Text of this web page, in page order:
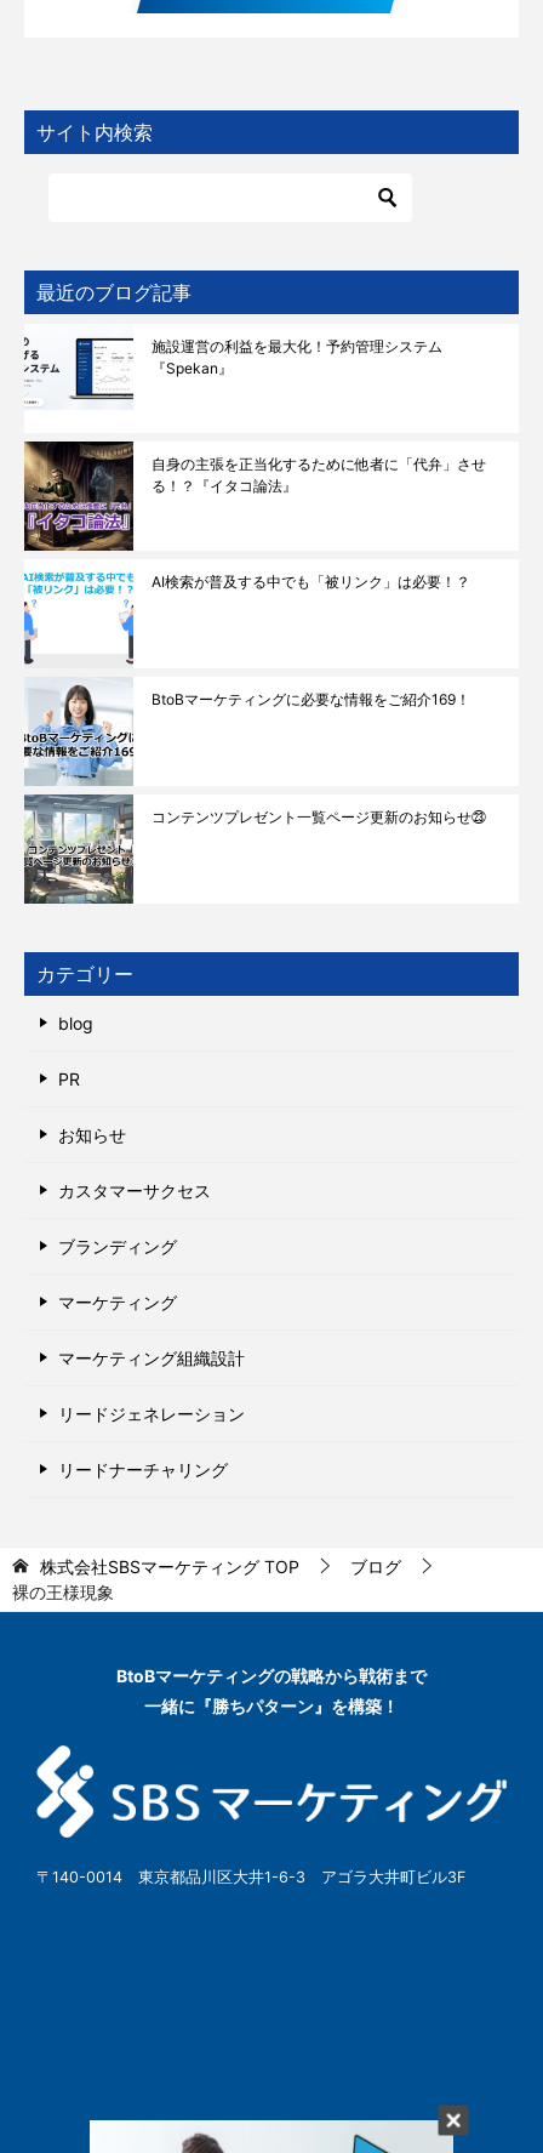
サイト内検索
最近のブログ記事
施設運営の利益を最大化！予約管理システム
『Spekan』
自身の主張を正当化するために他者に「代弁」させ
る！？『イタコ論法』
AI検索が普及する中でも「被リンク」は必要！？
BtoBマーケティングに必要な情報をご紹介169！
コンテンツプレゼント一覧ページ更新のお知らせ㉓
カテゴリー
blog
PR
お知らせ
カスタマーサクセス
ブランディング
マーケティング
マーケティング組織設計
リードジェネレーション
リードナーチャリング
株式会社SBSマーケティング TOP
ブログ
裸の王様現象
BtoBマーケティングの戦略から戦術まで
一緒に『勝ちパターン』を構築！
〒140-0014 東京都品川区大井1-6-3 アゴラ大井町ビル3F